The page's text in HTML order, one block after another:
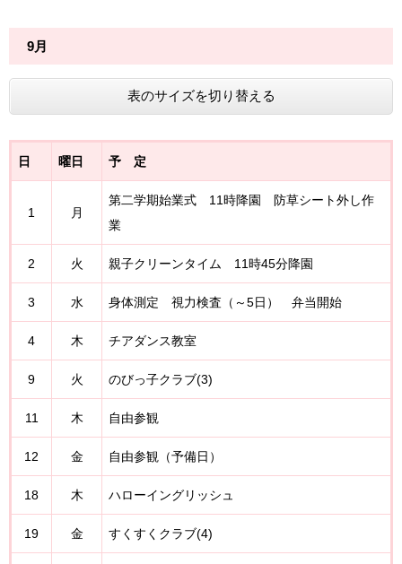
9月
表のサイズを切り替える
日 曜日 予 定
1 月
第二学期始業式 11時降園 防草シート外し作
業
2 火 親子クリーンタイム 11時45分降園
3 水 身体測定 視力検査（～5日） 弁当開始
4 木 チアダンス教室
9 火 のびっ子クラブ(3)
11 木 自由参観
12 金 自由参観（予備日）
18 木 ハローイングリッシュ
19 金 すくすくクラブ(4)